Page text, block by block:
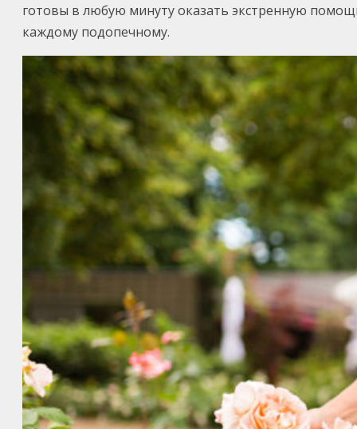
готовы в любую минуту оказать экстренную
каждому подопечному.